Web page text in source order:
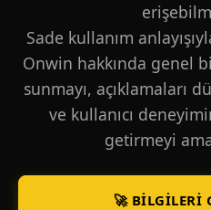
Sade kullanım
Onwin hakkında genel
sunmayı, açıklamaları
ve kullanıcı
getirmeyi
🚀 BILGILERI